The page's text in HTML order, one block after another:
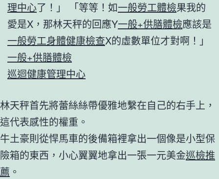
理中心了！」 「等等！如一般勞工體檢果我的
愛是X，那林天秤的回應Y一般+供膳體檢應該是
一般勞工身體健康檢查X的虛數單位才對啊！」
一般+供膳體檢
巡迴健康管理中心
林天秤首先將蕾絲絲帶優雅地繫在自己的右手上，
這代表感性的權重。
牛土豪則從悍馬車的後備箱裡拿出一個像是小型保
險箱的東西，小心翼翼地拿出一張一元美金巡檢推
薦 。